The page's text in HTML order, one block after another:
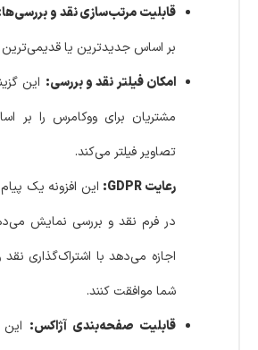
قابلیت مرتب‌سازی نقد و
بر اساس جدیدترین یا
امکان فیلتر نقد و بررسی: این
مشتریان برای ووکامرس را بر
تصاویر فیلتر می‌کند.
رعایت GDPR:
این افزونه یک
در فرم نقد و بررسی نمایش
اجازه می‌دهد با اشتراک‌گذاری
شما موافقت کنند.
قابلیت صفحه‌بندی آژاکس: